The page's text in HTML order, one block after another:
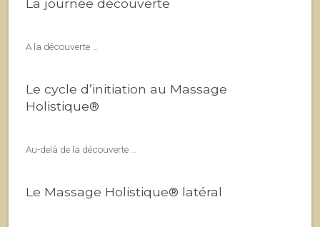
La journée découverte
A la découverte …
Le cycle d’initiation au Massage
Holistique®
Au-delà de la découverte …
Le Massage Holistique® latéral